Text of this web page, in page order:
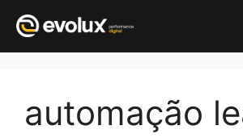
conteúdo
automação